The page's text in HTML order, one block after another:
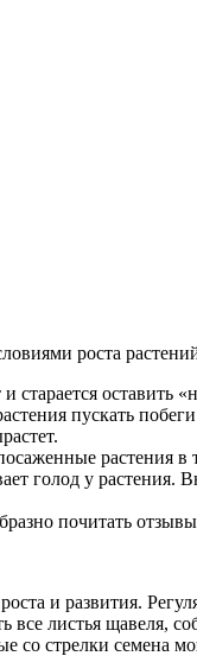
роста
оставить
пускать
голод у
почитать
и развития.
листья щавеля,
со стрелки семена